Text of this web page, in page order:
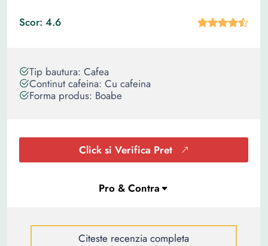
Scor: 4.6
Tip bautura: Cafea
Continut cafeina: Cu cafeina
Forma produs: Boabe
Click si Verifica Pret
Citeste recenzia completa